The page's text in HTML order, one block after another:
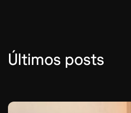
Últimos posts